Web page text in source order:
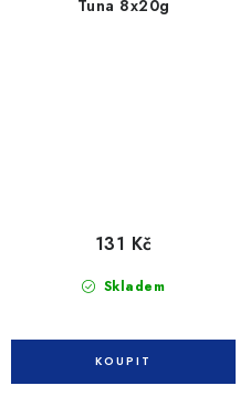
Tuna 8x20g
Skladem
131 Kč